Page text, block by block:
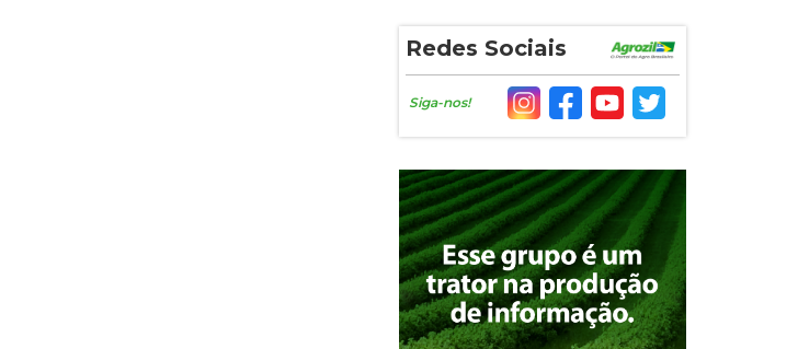
Redes Sociais
Siga-nos!